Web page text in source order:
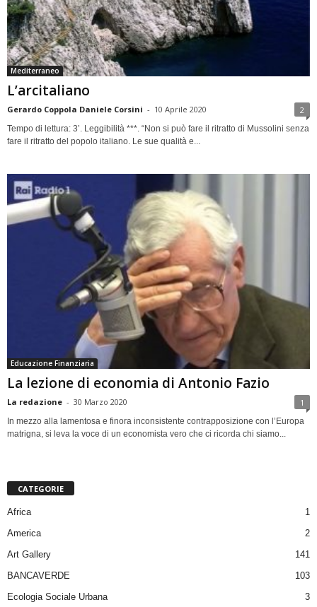
Mediterraneo
L’arcitaliano
Gerardo Coppola Daniele Corsini - 10 Aprile 2020 2
Tempo di lettura: 3’. Leggibilità ***. “Non si può fare il ritratto di Mussolini senza
fare il ritratto del popolo italiano. Le sue qualità e...
Educazione Finanziaria
La lezione di economia di Antonio Fazio
La redazione - 30 Marzo 2020 1
In mezzo alla lamentosa e finora inconsistente contrapposizione con l’Europa
matrigna, si leva la voce di un economista vero che ci ricorda chi siamo...
CATEGORIE
Africa
1
America
2
Art Gallery
141
BANCAVERDE
103
Ecologia Sociale Urbana
3